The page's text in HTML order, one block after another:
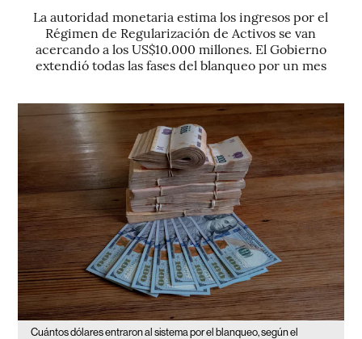
La autoridad monetaria estima los ingresos por el
Régimen de Regularización de Activos se van
acercando a los US$10.000 millones. El Gobierno
extendió todas las fases del blanqueo por un mes
Cuántos dólares entraron al sistema por el blanqueo, según el